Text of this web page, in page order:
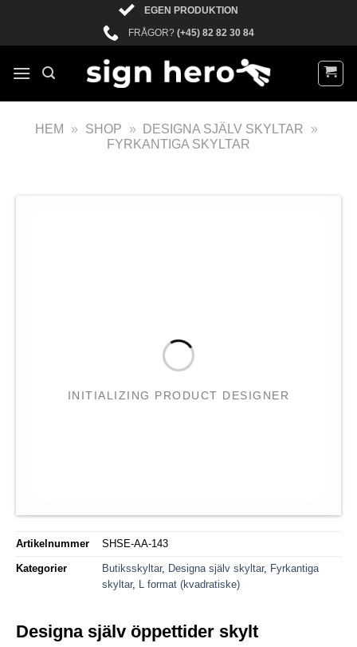
EGEN PRODUKTION
FRÅGOR? (+45) 82 82 30 84
HEM » SHOP » DESIGNA SJÄLV SKYLTAR
»
FYRKANTIGA SKYLTAR
INITIALIZING PRODUCT DESIGNER
Artikelnummer SHSE-AA-143
Kategorier Butiksskyltar, Designa själv skyltar, Fyrkantiga
skyltar, L format (kvadratiske)
Designa själv öppettider skylt